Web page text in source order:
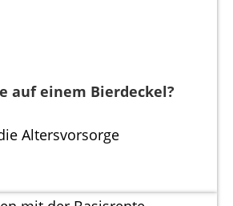
auf einem Bierdeckel?
Altersvorsorge